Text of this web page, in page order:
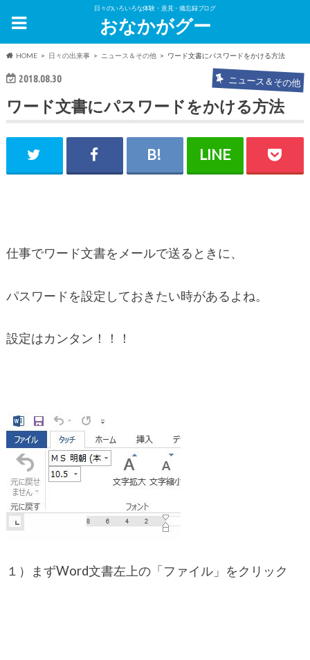
日々のいろいろな体験・意見・備忘録ブログ
おなかがグー
HOME 日々の出来事 ニュース＆その他 ワード文書にパスワードをかける方法
2018.08.30 ニュース＆その他
ワード文書にパスワードをかける方法
仕事でワード文書をメールで送るときに、
パスワードを設定しておきたい時があるよね。
設定はカンタン！！！
１）まずWord文書左上の「ファイル」をクリック